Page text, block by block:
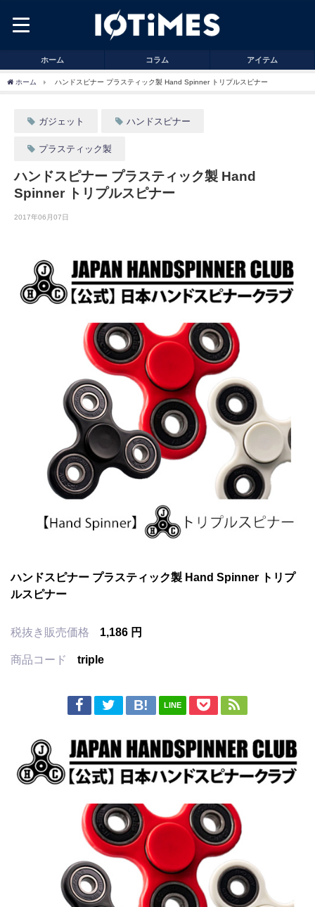
ホーム コラム アイテム
ホーム ハンドスピナー プラスティック製 Hand Spinner トリプルスピナー
ガジェット ハンドスピナー
プラスティック製
ハンドスピナー プラスティック製 Hand
Spinner トリプルスピナー
2017年06月07日
ハンドスピナー プラスティック製 Hand Spinner トリプ
ルスピナー
税抜き販売価格 1,186 円
商品コード triple
LINE